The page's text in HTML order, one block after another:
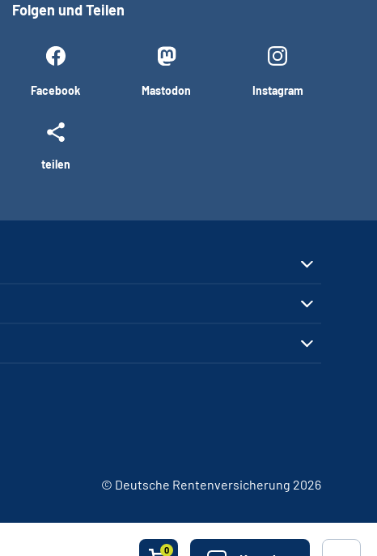
0
Folgen und Teilen
Facebook Mastodon Instagram
teilen
© Deutsche Rentenversicherung 2026